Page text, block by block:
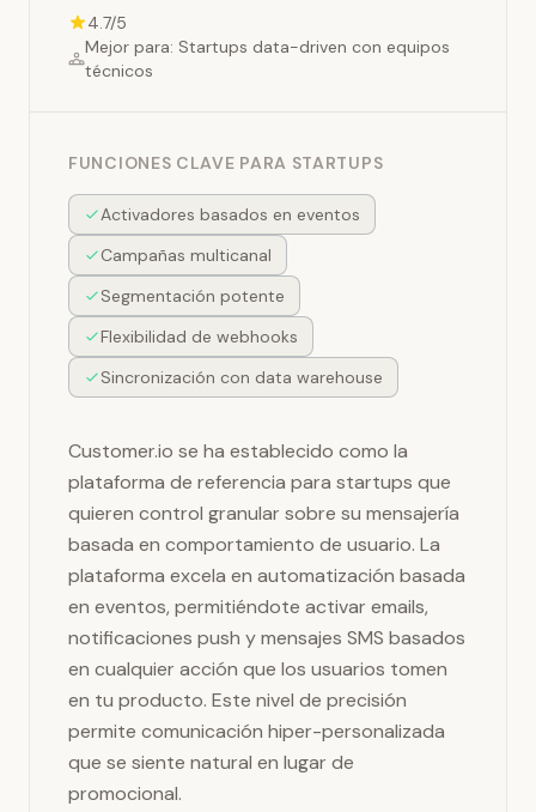
4.7/5
Mejor para: Startups data-driven con equipos
técnicos
FUNCIONES CLAVE PARA STARTUPS
Activadores basados en eventos
Campañas multicanal
Segmentación potente
Flexibilidad de webhooks
Sincronización con data warehouse
Customer.io se ha establecido como la
plataforma de referencia para startups que
quieren control granular sobre su mensajería
basada en comportamiento de usuario. La
plataforma excela en automatización basada
en eventos, permitiéndote activar emails,
notificaciones push y mensajes SMS basados
en cualquier acción que los usuarios tomen
en tu producto. Este nivel de precisión
permite comunicación hiper-personalizada
que se siente natural en lugar de
promocional.